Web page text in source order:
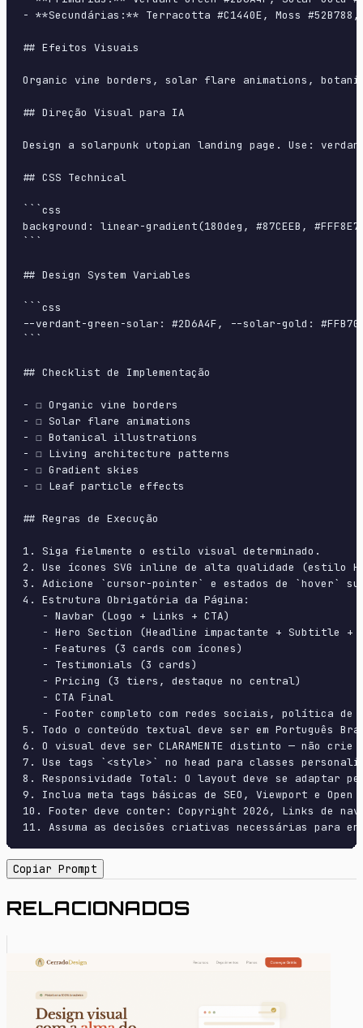
- **Secundárias:** Terracotta #C1440E, Moss #52B788,
## Efeitos Visuais
Organic vine borders, solar flare animations,
## Direção Visual para IA
Design a solarpunk utopian landing page. Use:
## CSS Technical
```css
background: linear-gradient(180deg, #87CEEB,
```
## Design System Variables
```css
--verdant-green-solar: #2D6A4F, --solar-gold:
```
## Checklist de Implementação
- ☐ Organic vine borders
- ☐ Solar flare animations
- ☐ Botanical illustrations
- ☐ Living architecture patterns
- ☐ Gradient skies
- ☐ Leaf particle effects
## Regras de Execução
1. Siga fielmente o estilo visual determinado.
2. Use ícones SVG inline de alta qualidade (estilo
3. Adicione `cursor-pointer` e estados de `hover`
4. Estrutura Obrigatória da Página:
   - Navbar (Logo + Links + CTA)
- Hero Section (Headline impactante + Subtitle +
   - Features (3 cards com ícones)
   - Testimonials (3 cards)
   - Pricing (3 tiers, destaque no central)
   - CTA Final
- Footer completo com redes sociais, política
5. Todo o conteúdo textual deve ser em Português
6. O visual deve ser CLARAMENTE distinto — não
7. Use tags `<style>` no head para classes
8. Responsividade Total: O layout deve se adaptar
9. Inclua meta tags básicas de SEO, Viewport e Open
10. Footer deve conter: Copyright 2026, Links de
11. Assuma as decisões criativas necessárias para
Copiar Prompt
RELACIONADOS